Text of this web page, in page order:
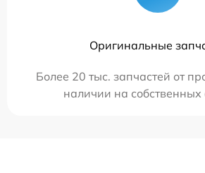
Оригинальные
Более 20 тыс. запчастей от
наличии на собственных